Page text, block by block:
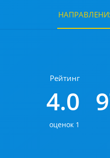
Рейтинг
4.0
оценок 1